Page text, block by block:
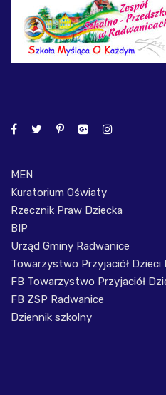
MEN
Kuratorium Oświaty
Rzecznik Praw Dziecka
BIP
Urząd Gminy Radwanice
Towarzystwo Przyjaciół Dzieci
FB Towarzystwo Przyjaciół
FB ZSP Radwanice
Dziennik szkolny